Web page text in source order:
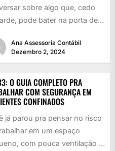
sobre algo que, cedo
pode bater na porta de
Ana Assessoria Contábil
Dezembro 2, 2024
O GUIA COMPLETO PRA
COM SEGURANÇA EM
CONFINADOS
já parou pra pensar no risco
em um espaço
com pouca ventilação e